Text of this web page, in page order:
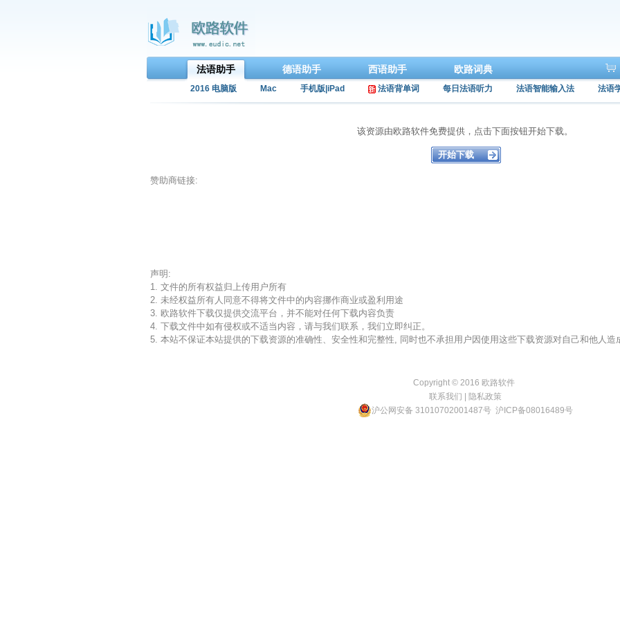
法语助手 德语助手 西语助手 欧路词典
2016 电脑版 Mac 手机版|iPad 法语背单词 每日法语听力 法语智能输入法 法语
该资源由欧路软件免费提供，点击下面按钮开始下载。
赞助商链接:
声明:
1. 文件的所有权益归上传用户所有
2. 未经权益所有人同意不得将文件中的内容挪作商业或盈利用途
3. 欧路软件下载仅提供交流平台，并不能对任何下载内容负责
4. 下载文件中如有侵权或不适当内容，请与我们联系，我们立即纠正。
5. 本站不保证本站提供的下载资源的准确性、安全性和完整性, 同时也不承担用户因使用这些下载资源对自己和他人造
Copyright © 2016 欧路软件
联系我们
隐私政策
沪公网安备 31010702001487号 沪ICP备08016489号